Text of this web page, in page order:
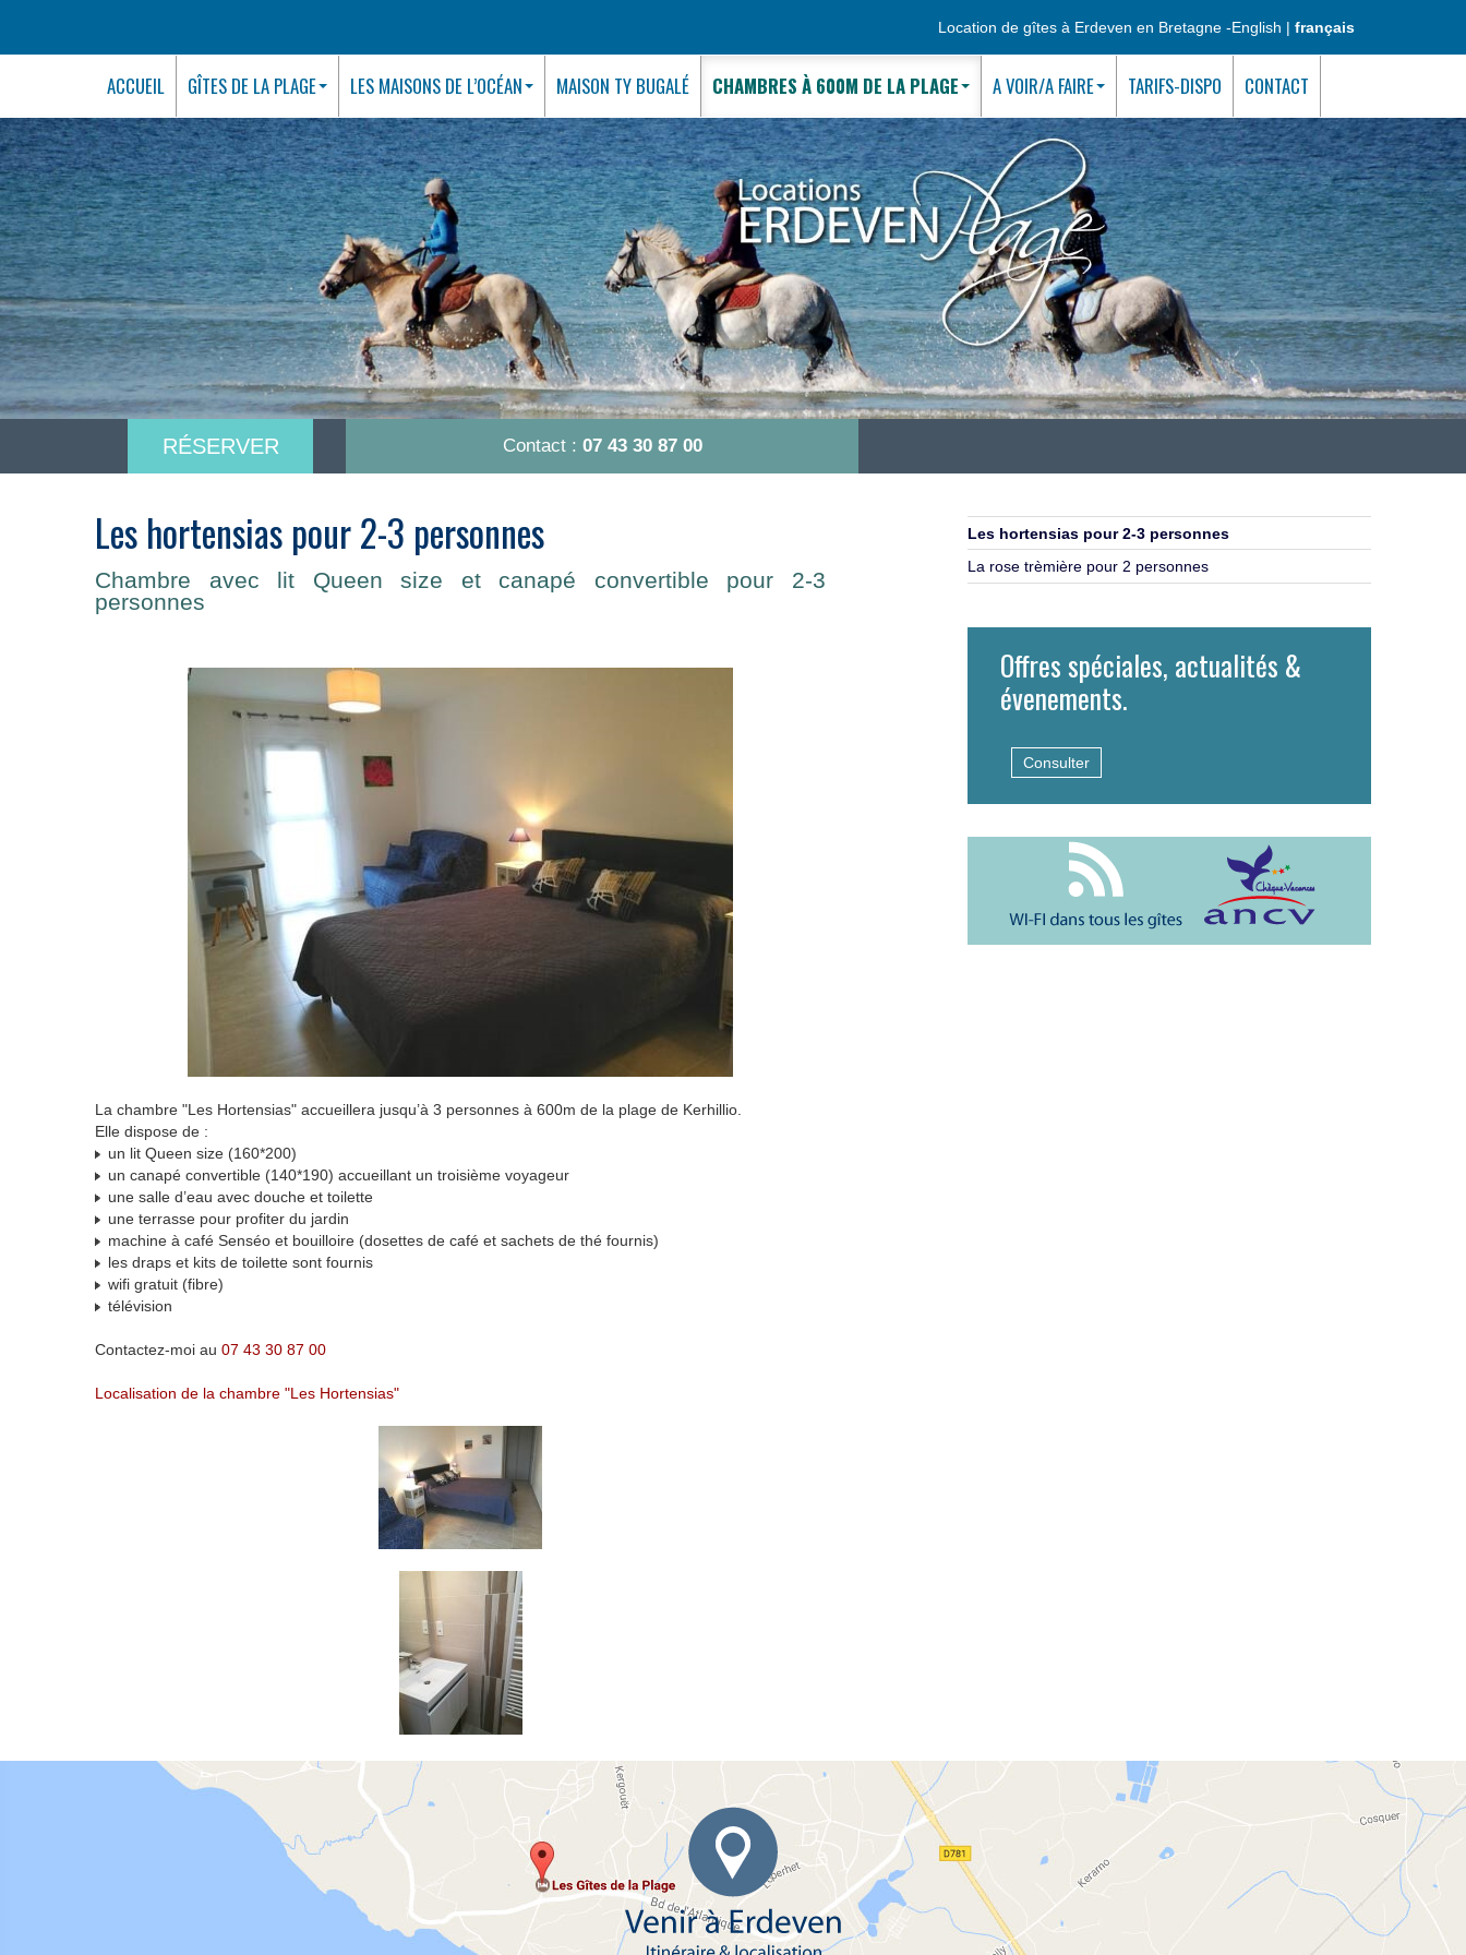
Location de gîtes à Erdeven en Bretagne -English | français
ACCUEIL GÎTES DE LA PLAGE LES MAISONS DE L’OCÉAN MAISON TY BUGALÉ CHAMBRES À 600M DE LA PLAGE A VOIR/A FAIRE TARIFS-DISPO CONTACT
RÉSERVER Contact : 07 43 30 87 00
Les hortensias pour 2-3 personnes
Chambre avec lit Queen size et canapé convertible pour 2-3
personnes
La chambre "Les Hortensias" accueillera jusqu’à 3 personnes à 600m de la plage de Kerhillio.
Elle dispose de :
un lit Queen size (160*200)
un canapé convertible (140*190) accueillant un troisième voyageur
une salle d’eau avec douche et toilette
une terrasse pour profiter du jardin
machine à café Senséo et bouilloire (dosettes de café et sachets de thé fournis)
les draps et kits de toilette sont fournis
wifi gratuit (fibre)
télévision
Contactez-moi au 07 43 30 87 00
Localisation de la chambre "Les Hortensias"
Les hortensias pour 2-3 personnes
La rose trèmière pour 2 personnes
Offres spéciales, actualités &
évenements.
Consulter